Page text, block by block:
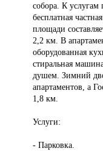
собора. К услугам
бесплатная
площади
2,2 км. В
оборудованная
стиральная
душем. Зимний
апартаментов, а
1,8 км.
Услуги:
- Парковка.